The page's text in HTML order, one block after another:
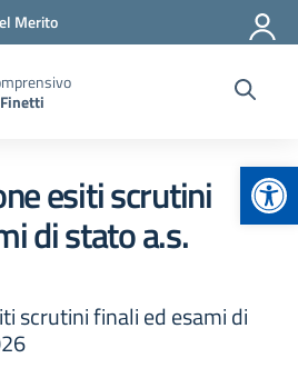
Merito
esiti scrutini
di stato a.s.
scrutini finali ed esami di